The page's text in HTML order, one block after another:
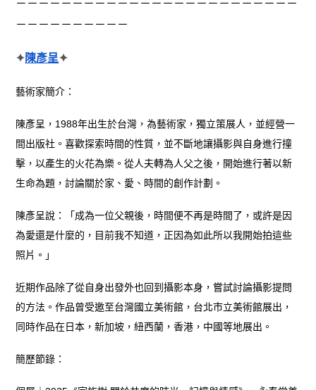
－－－－－－－－－－－－－－－－－－－－－－－－－
－－－－－－－－－－
✦陳彥呈✦
藝術家簡介：
陳彥呈，1988年出生於台灣，為藝術家，獨立策展人，並經營一
間出版社。喜歡探索時間的性質，並不斷地讓攝影與自身進行撞
擊，以產生的火花為樂。從人夫轉為人父之後，開始進行著以新
生命為題，討論關於家、愛、時間的創作計劃。
陳彥呈說：「成為一位父親後，時間便不再是時間了，或許是因
為愛還是什麼的，目前我不知道，正因為如此所以我開始拍這些
照片。」
近期作品除了從自身出發外也回到攝影本身，嘗試討論攝影提問
的方法。作品曾受邀至台灣國立美術館，台北市立美術館展出，
同時作品在日本，新加坡，紐西蘭，香港，中國等地展出。
簡歷節錄：